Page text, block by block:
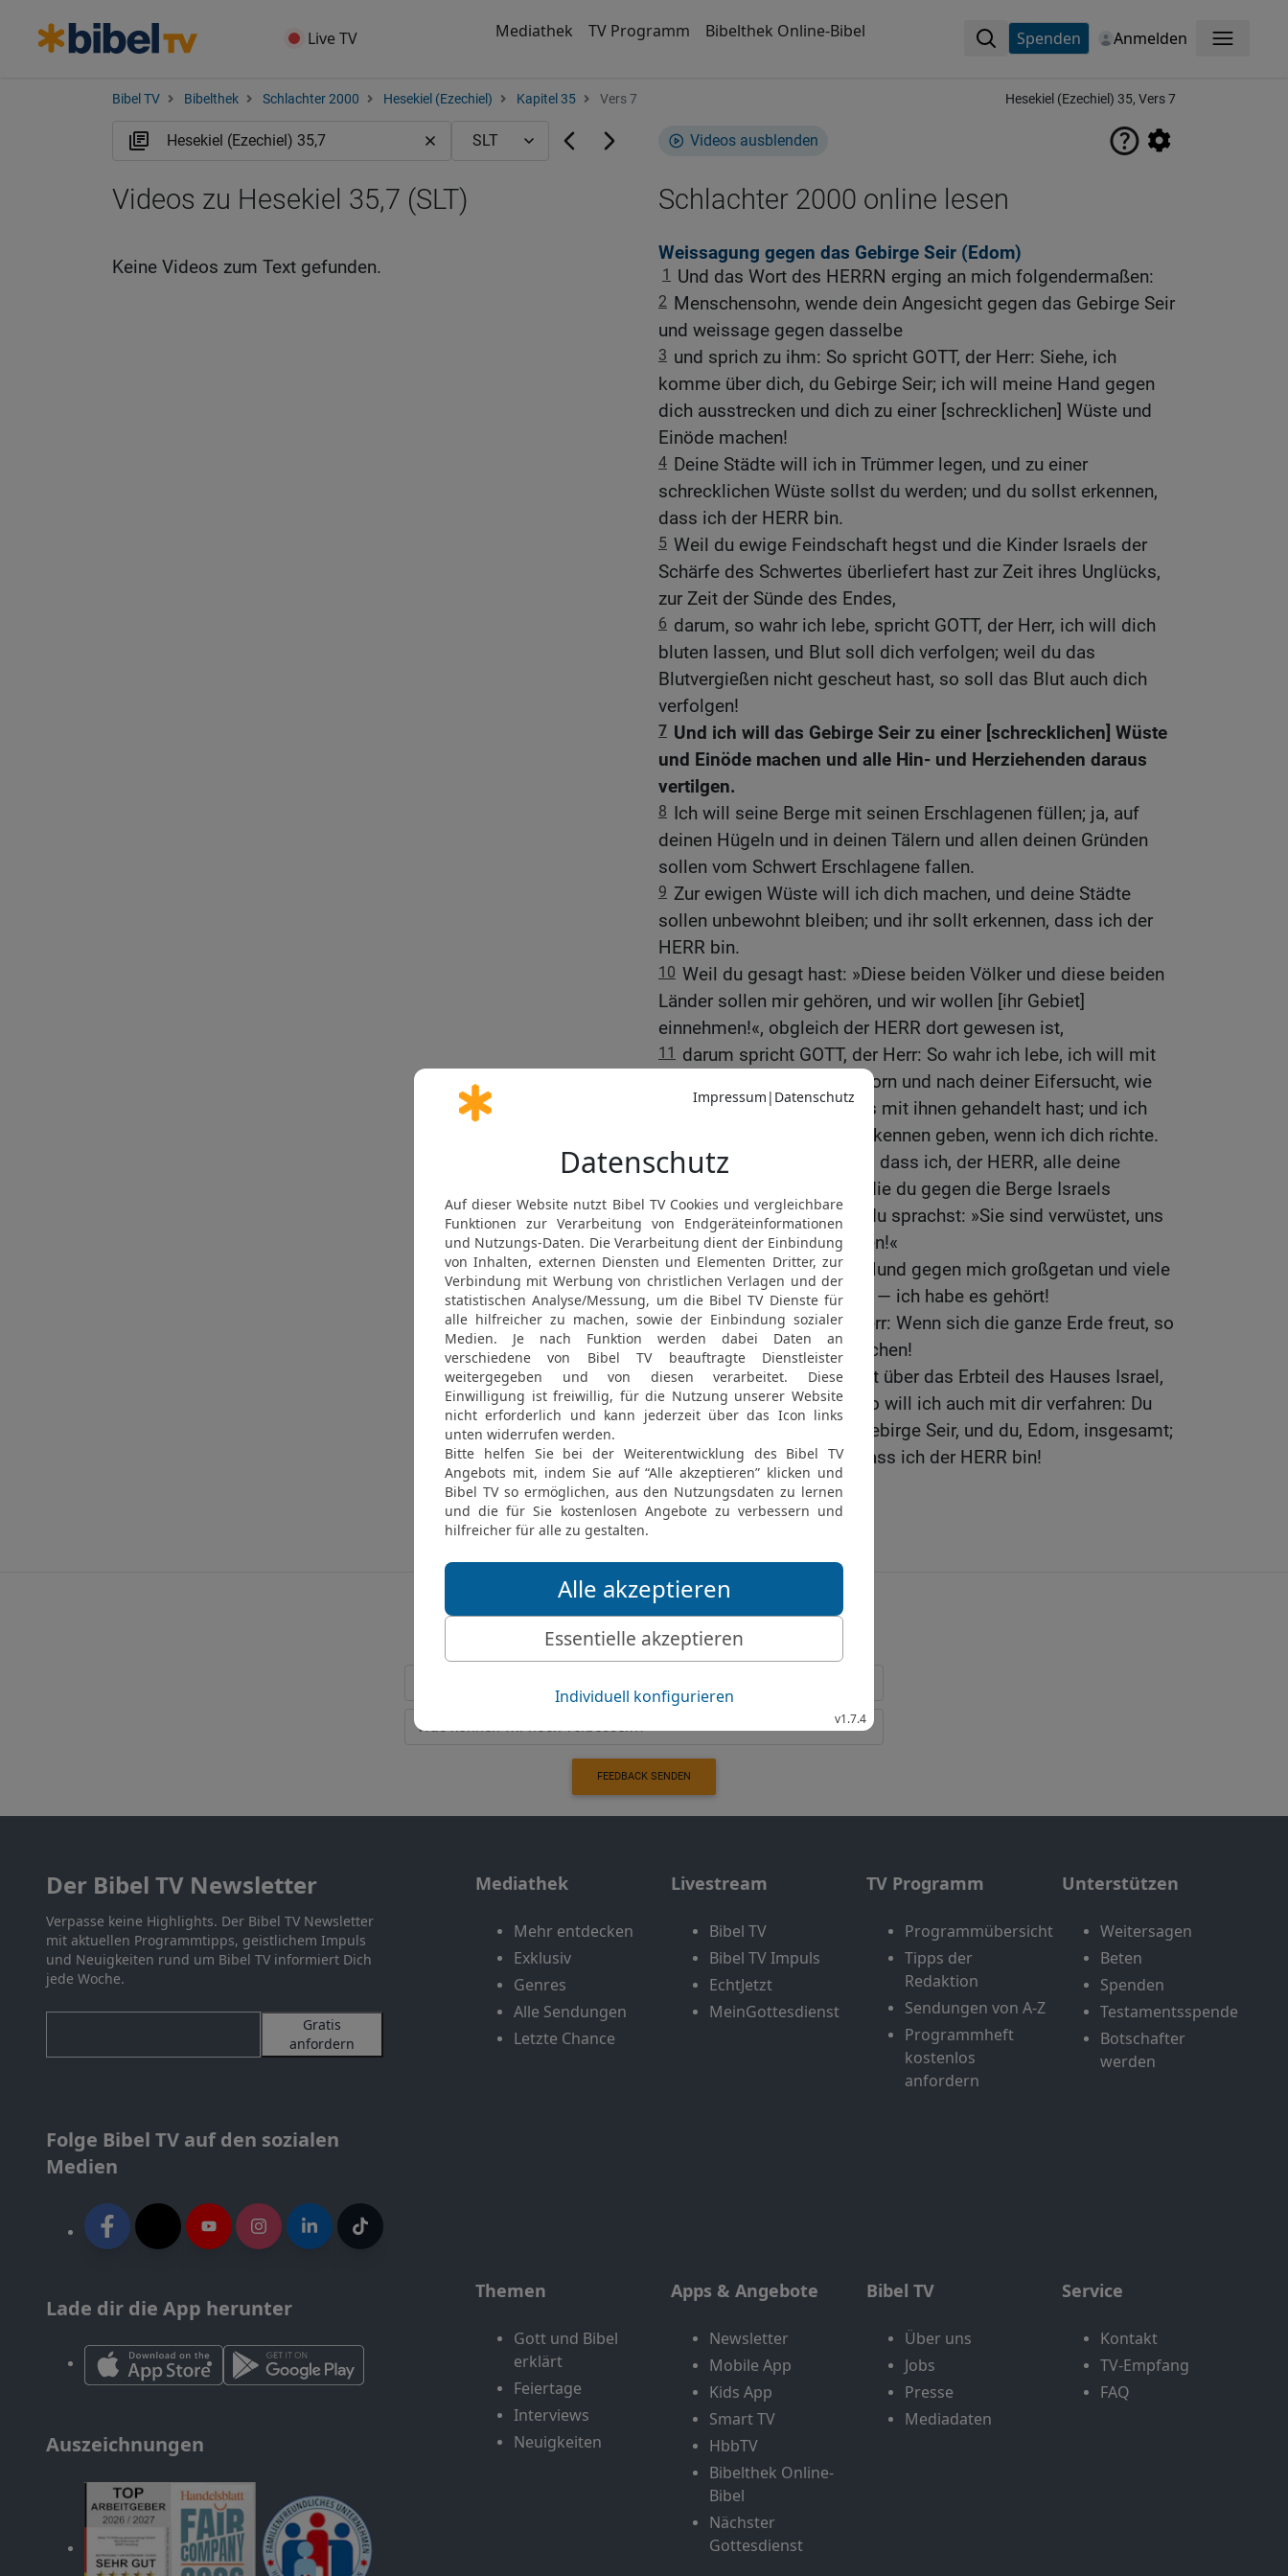
Live TV Mediathek TV Programm Bibelthek Online-Bibel Spenden Anmelden Menü
Bibel TV Bibelthek Schlachter 2000 Hesekiel (Ezechiel) Kapitel 35 Vers 7 Hesekiel (Ezechiel) 35, Vers 7
Videos ausblenden
Schlachter 2000 online lesen
Weissagung gegen das Gebirge Seir (Edom)
1 Und das Wort des HERRN erging an mich folgendermaßen:
2 Menschensohn, wende dein Angesicht gegen das Gebirge Seir
und weissage gegen dasselbe
3 und sprich zu ihm: So spricht GOTT, der Herr: Siehe, ich
komme über dich, du Gebirge Seir; ich will meine Hand gegen
dich ausstrecken und dich zu einer [schrecklichen] Wüste und
Einöde machen!
4 Deine Städte will ich in Trümmer legen, und zu einer
schrecklichen Wüste sollst du werden; und du sollst erkennen,
dass ich der HERR bin.
5 Weil du ewige Feindschaft hegst und die Kinder Israels der
Schärfe des Schwertes überliefert hast zur Zeit ihres Unglücks,
zur Zeit der Sünde des Endes,
6 darum, so wahr ich lebe, spricht GOTT, der Herr, ich will dich
bluten lassen, und Blut soll dich verfolgen; weil du das
Blutvergießen nicht gescheut hast, so soll das Blut auch dich
verfolgen!
7 Und ich will das Gebirge Seir zu einer [schrecklichen] Wüste
und Einöde machen und alle Hin- und Herziehenden daraus
vertilgen.
8 Ich will seine Berge mit seinen Erschlagenen füllen; ja, auf
deinen Hügeln und in deinen Tälern und allen deinen Gründen
sollen vom Schwert Erschlagene fallen.
9 Zur ewigen Wüste will ich dich machen, und deine Städte
sollen unbewohnt bleiben; und ihr sollt erkennen, dass ich der
HERR bin.
10 Weil du gesagt hast: »Diese beiden Völker und diese beiden
Länder sollen mir gehören, und wir wollen [ihr Gebiet]
einnehmen!«, obgleich der HERR dort gewesen ist,
11
darum spricht GOTT, der Herr: So wahr ich lebe, ich will mit
dir handeln nach deinem Zorn und nach deiner Eifersucht, wie
du auch nach deinem Hass mit ihnen gehandelt hast; und ich
werde mich bei ihnen zu erkennen geben, wenn ich dich richte.
12 Du aber sollst erkennen, dass ich, der HERR, alle deine
Lästerungen gehört habe, die du gegen die Berge Israels
ausgestoßen hast, indem du sprachst: »Sie sind verwüstet, uns
sind sie zur Speise gegeben!«
13 So habt ihr mit eurem Mund gegen mich großgetan und viele
Worte gegen mich geredet — ich habe es gehört!
14 So spricht GOTT, der Herr: Wenn sich die ganze Erde freut, so
will ich dich zur Wüste machen!
15 Wie du dich gefreut hast über das Erbteil des Hauses Israel,
weil es verwüstet wurde, so will ich auch mit dir verfahren: Du
sollst verwüstet werden, Gebirge Seir, und du, Edom, insgesamt;
und sie sollen erkennen, dass ich der HERR bin!
© 2000 Genfer Bibelgesellschaft
Videos zu Hesekiel 35,7 (SLT)
Keine Videos zum Text gefunden.
Möchtest du uns Feedback geben?
Bewertung der Bibelthek
FEEDBACK SENDEN
Der Bibel TV Newsletter
Verpasse keine Highlights. Der Bibel TV Newsletter
mit aktuellen Programmtipps, geistlichem Impuls
und Neuigkeiten rund um Bibel TV informiert Dich
jede Woche.
Gratis
anfordern
Folge Bibel TV auf den sozialen
Medien
Lade dir die App herunter
Auszeichnungen
Mediathek
Mehr entdecken
Exklusiv
Genres
Alle Sendungen
Letzte Chance
Livestream
Bibel TV
Bibel TV Impuls
EchtJetzt
MeinGottesdienst
TV Programm
Programmübersicht
Tipps der
Redaktion
Sendungen von A-Z
Programmheft
kostenlos
anfordern
Unterstützen
Weitersagen
Beten
Spenden
Testamentsspende
Botschafter
werden
Themen
Gott und Bibel
erklärt
Feiertage
Interviews
Neuigkeiten
Apps & Angebote
Newsletter
Mobile App
Kids App
Smart TV
HbbTV
Bibelthek Online-
Bibel
Nächster
Gottesdienst
Bibel TV
Über uns
Jobs
Presse
Mediadaten
Service
Kontakt
TV-Empfang
FAQ